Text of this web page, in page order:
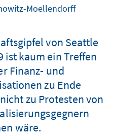
Moellendorff
von Seattle
ist kaum ein Treffen
Finanz- und
zu Ende
zu Protesten von
wäre.